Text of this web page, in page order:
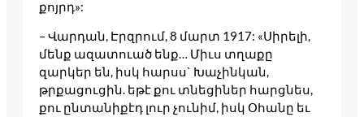
քոյրդ»:
– Վարդան, Էրզրում, 8 մարտ 1917: «Սիրելի,
մենք ազատուած ենք… Միւս տղաքը
զարկեր են, իսկ հարսս` Խաչինկան,
թրքացուցին. եթէ քու տնեցիներ հարցնես,
քու ընտանիքէդ լուր չունիմ, իսկ Օհանը եւ